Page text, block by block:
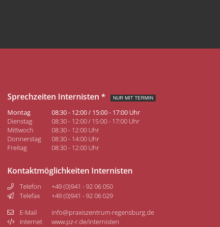
Sprechzeiten Internisten * NUR MIT TERMIN
Montag
08:30 - 12:00 / 15:00 - 17:00 Uhr
Dienstag
08:30 - 12:00 / 15:00 - 17:00 Uhr
Mittwoch
08:30 - 12:00 Uhr
Donnerstag
08:30 - 14:00 Uhr
Freitag
08:30 - 12:00 Uhr
Kontaktmöglichkeiten Internisten
Telefon
+49 (0)941 - 92 06 050
Telefax
+49 (0)941 - 92 06 029
E-Mail
info@praxiszentrum-regensburg.de
Internet
www.pz-r.de/internisten